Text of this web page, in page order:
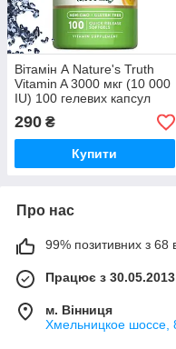
Вітамін А Nature's Truth
Vitamin A 3000 мкг (10 000
IU) 100 гелевих капсул
290 ₴
Купити
Про нас
99% позитивних з 68
Працює з 30.05.2013
м. Вінниця
Хмельницкое шоссе,